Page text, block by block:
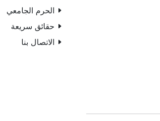
الحرم الجامعي
حقائق سريعة
الاتصال بنا